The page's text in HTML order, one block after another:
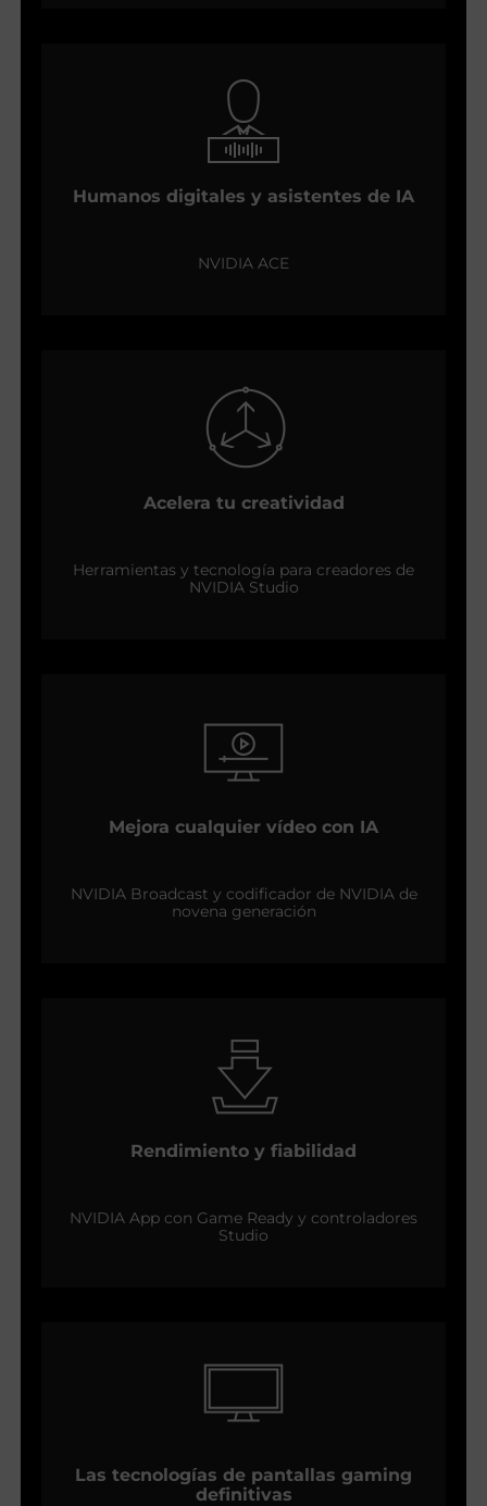
Humanos digitales y asistentes de IA
NVIDIA ACE
Acelera tu creatividad
Herramientas y tecnología para creadores de
NVIDIA Studio
Mejora cualquier vídeo con IA
NVIDIA Broadcast y codificador de NVIDIA de
novena generación
Rendimiento y fiabilidad
NVIDIA App con Game Ready y controladores
Studio
Las tecnologías de pantallas gaming
definitivas